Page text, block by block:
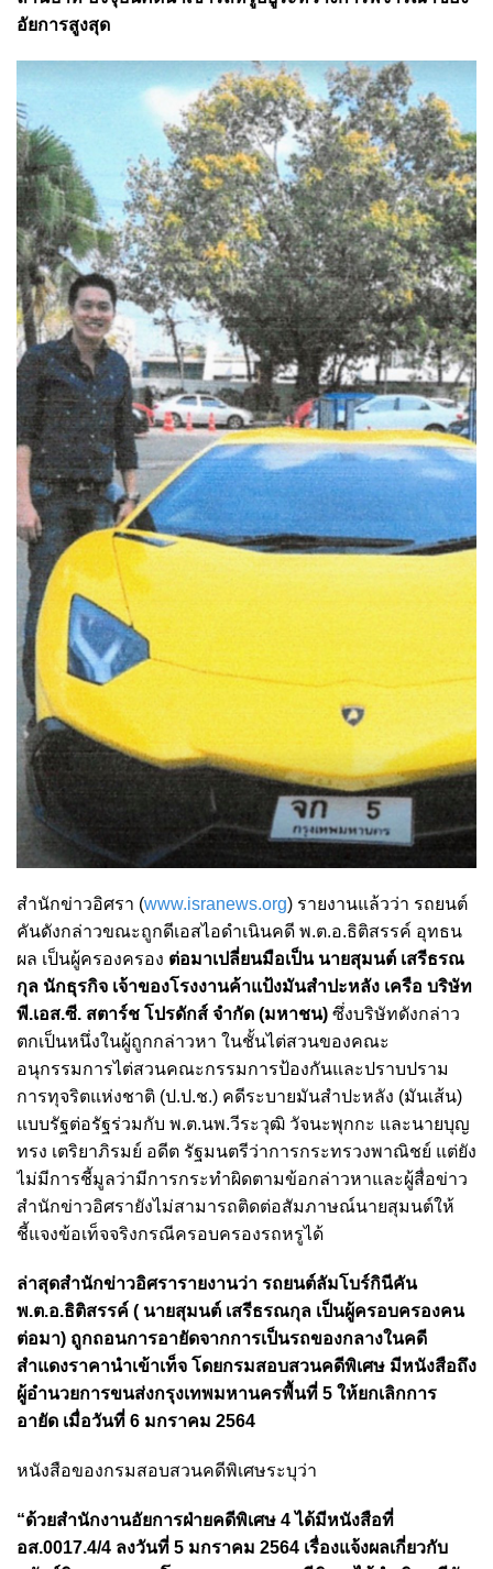
อัยการสูงสุด
สำนักข่าวอิศรา (www.isranews.org) รายงานแล้วว่า รถยนต์
คันดังกล่าวขณะถูกดีเอสไอดำเนินคดี พ.ต.อ.ธิติสรรค์ อุทธน
ผล เป็นผู้ครองครอง ต่อมาเปลี่ยนมือเป็น นายสุมนต์ เสรีธรณ
กุล นักธุรกิจ เจ้าของโรงงานค้าแป้งมันสำปะหลัง เครือ บริษัท
พี.เอส.ซี. สตาร์ช โปรดักส์ จำกัด (มหาชน) ซึ่งบริษัทดังกล่าว
ตกเป็นหนึ่งในผู้ถูกกล่าวหา ในชั้นไต่สวนของคณะ
อนุกรรมการไต่สวนคณะกรรมการป้องกันและปราบปราม
การทุจริตแห่งชาติ (ป.ป.ช.) คดีระบายมันสำปะหลัง (มันเส้น)
แบบรัฐต่อรัฐร่วมกับ พ.ต.นพ.วีระวุฒิ วัจนะพุกกะ และนายบุญ
ทรง เตริยาภิรมย์ อดีต รัฐมนตรีว่าการกระทรวงพาณิชย์ แต่ยัง
ไม่มีการชี้มูลว่ามีการกระทำผิดตามข้อกล่าวหาและผู้สื่อข่าว
สำนักข่าวอิศรายังไม่สามารถติดต่อสัมภาษณ์นายสุมนต์ให้
ชี้แจงข้อเท็จจริงกรณีครอบครองรถหรูได้
ล่าสุดสำนักข่าวอิศรารายงานว่า รถยนต์ลัมโบร์กินีคัน
พ.ต.อ.ธิติสรรค์ ( นายสุมนต์ เสรีธรณกุล เป็นผู้ครอบครองคน
ต่อมา) ถูกถอนการอายัดจากการเป็นรถของกลางในคดี
สำแดงราคานำเข้าเท็จ โดยกรมสอบสวนคดีพิเศษ มีหนังสือถึง
ผู้อำนวยการขนส่งกรุงเทพมหานครพื้นที่ 5 ให้ยกเลิกการ
อายัด เมื่อวันที่ 6 มกราคม 2564
หนังสือของกรมสอบสวนคดีพิเศษระบุว่า
“ด้วยสำนักงานอัยการฝ่ายคดีพิเศษ 4 ได้มีหนังสือที่
อส.0017.4/4 ลงวันที่ 5 มกราคม 2564 เรื่องแจ้งผลเกี่ยวกับ